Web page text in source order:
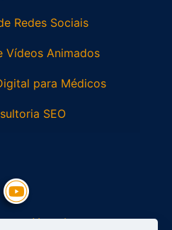
Redes Sociais
Vídeos Animados
para Médicos
SEO
no Youtube